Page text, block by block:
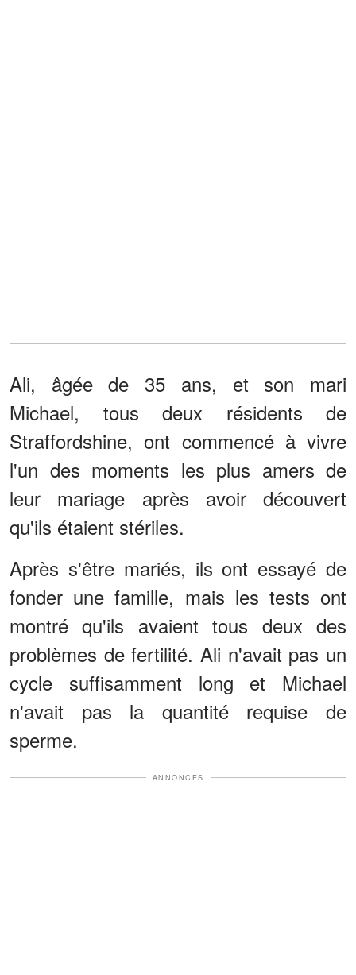
Ali, âgée de 35 ans, et son mari
Michael, tous deux résidents de
Straffordshine, ont commencé à vivre
l'un des moments les plus amers de
leur mariage après avoir découvert
qu'ils étaient stériles.
Après s'être mariés, ils ont essayé de
fonder une famille, mais les tests ont
montré qu'ils avaient tous deux des
problèmes de fertilité. Ali n'avait pas un
cycle suffisamment long et Michael
n'avait pas la quantité requise de
sperme.
ANNONCES